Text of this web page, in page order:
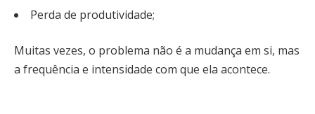
Perda de produtividade;
Muitas vezes, o problema não é a mudança em si, mas
a frequência e intensidade com que ela acontece.